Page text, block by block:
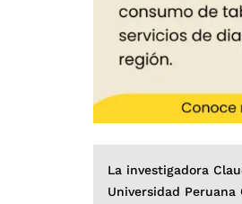
La investigadora
Universidad